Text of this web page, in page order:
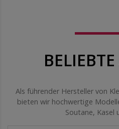
Als führender Hersteller von
bieten wir hochwertige
Soutane, Kasel